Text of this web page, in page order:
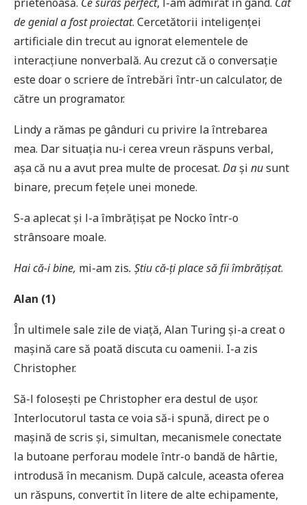
de genial a fost proiectat. Cercetătorii inteligenței
artificiale din trecut au ignorat elementele de
interacțiune nonverbală. Au crezut că o conversație
este doar o scriere de întrebări într-un calculator, de
către un programator.
Lindy a rămas pe gânduri cu privire la întrebarea
mea. Dar situația nu-i cerea vreun răspuns verbal,
așa că nu a avut prea multe de procesat. Dași nusunt
binare, precum fețele unei monede.
S-a aplecat și l-a îmbrățișat pe Nocko într-o
strânsoare moale.
Hai că-i bine, mi-am zis. Știu că-ți place să fii îmbrățișat.
Alan (1)
În ultimele sale zile de viață, Alan Turing și-a creat o
mașină care să poată discuta cu oamenii. I-a zis
Christopher.
Să-l folosești pe Christopher era destul de ușor.
Interlocutorul tasta ce voia să-i spună, direct pe o
mașină de scris și, simultan, mecanismele conectate
la butoane perforau modele într-o bandă de hârtie,
introdusă în mecanism. După calcule, aceasta oferea
un răspuns, convertit în litere de alte echipamente,